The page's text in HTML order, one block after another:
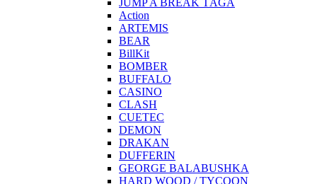
JUMP A BREAK TÁGA
Action
ARTEMIS
BEAR
BillKit
BOMBER
BUFFALO
CASINO
CLASH
CUETEC
DEMON
DRAKAN
DUFFERIN
GEORGE BALABUSHKA
HARD WOOD / TYCOON